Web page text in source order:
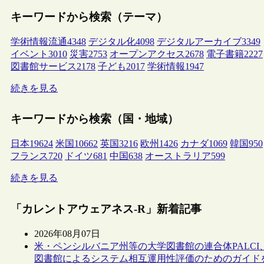
キーワードから検索（テーマ）
学術情報流通4348 デジタル化4098 デジタルアーカイブ3349
イベント 3010 災害2753 オープンアクセス2678 電子書籍2227
図書館サービス2178 子ども2017 学術情報1947
続きを見る
キーワードから検索（国・地域）
日本19624 米国 10662 英国3216 欧州 1426 カナダ1069 韓国950
フランス720 ドイツ681 中国638 オーストラリア599
続きを見る
「カレントアウェアネス-R」新着記事
2026年08月07日
米・ペンシルバニア州等の大学図書館の連合体PALCI
図書館によるシステム相互運用性評価のためのガイド